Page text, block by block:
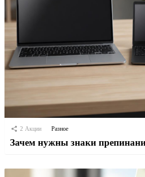
2 Акции Разное
Зачем нужны знаки